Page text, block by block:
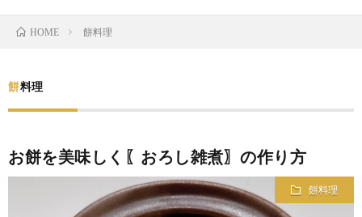
HOME 餅料理
餅料理
お餅を美味しく〖おろし雑煮〗の作り方
餅料理